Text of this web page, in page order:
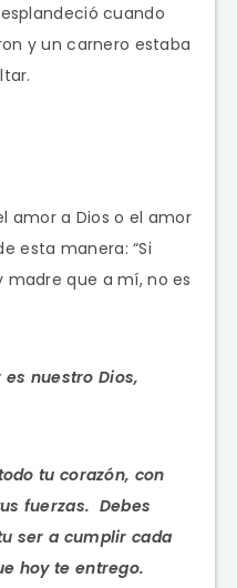
cuando
y un carnero estaba
amor a Dios o el amor
esta manera: “Si
que a mí, no es
es nuestro Dios,
tu corazón, con
fuerzas. Debes
ser a cumplir cada
hoy te entrego.